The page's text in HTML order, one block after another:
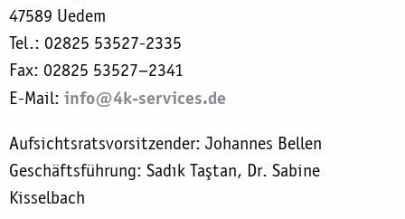
47589 Uedem
Tel.: 02825 53527-2335
Fax: 02825 53527–2341
E-Mail: info@4k-services.de
Aufsichtsratsvorsitzender: Johannes Bellen
Geschäftsführung: Sadık Taştan, Dr. Sabine
Kisselbach